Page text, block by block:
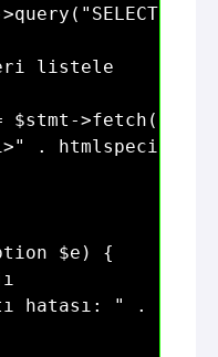
*
listele
$stmt-
.
$e) {
hatası: " . $e-